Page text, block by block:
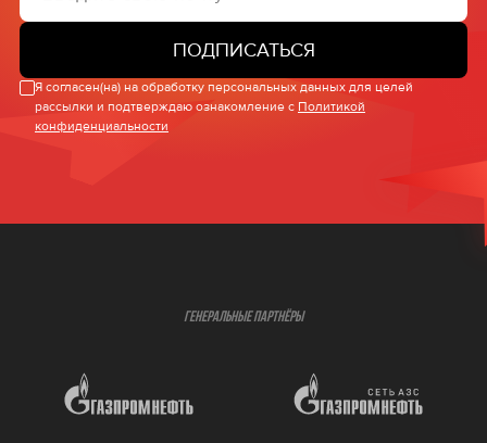
ПОДПИСАТЬСЯ
Я согласен(на) на обработку персональных данных для целей
рассылки и подтверждаю ознакомление с Политикой
конфиденциальности
ГЕНЕРАЛЬНЫЕ ПАРТНЁРЫ